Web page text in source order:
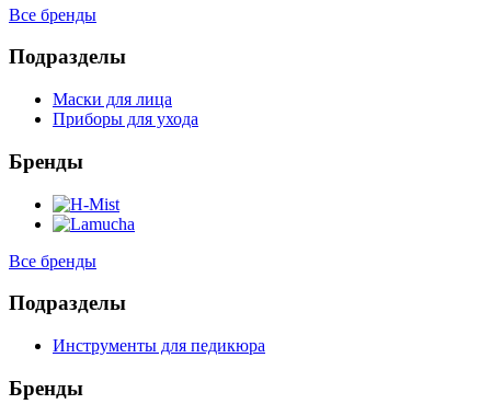
Все бренды
Подразделы
Маски для лица
Приборы для ухода
Бренды
Все бренды
Подразделы
Инструменты для педикюра
Бренды